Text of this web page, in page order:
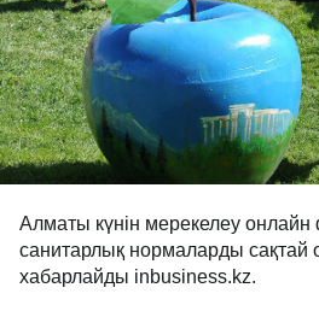
Алматы күнін мерекелеу онлайн
санитарлық нормаларды сақтай
хабарлайды inbusiness.kz.